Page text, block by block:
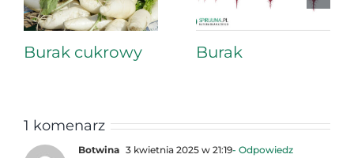
Burak cukrowy Burak
1 komenarz
Botwina 3 kwietnia 2025 w 21:19- Odpowiedz